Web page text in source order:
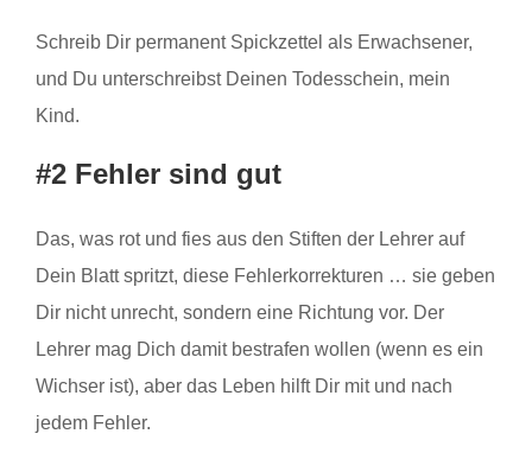
Schreib Dir permanent Spickzettel als Erwachsener,
und Du unterschreibst Deinen Todesschein, mein
Kind.
#2 Fehler sind gut
Das, was rot und fies aus den Stiften der Lehrer auf
Dein Blatt spritzt, diese Fehlerkorrekturen … sie geben
Dir nicht unrecht, sondern eine Richtung vor. Der
Lehrer mag Dich damit bestrafen wollen (wenn es ein
Wichser ist), aber das Leben hilft Dir mit und nach
jedem Fehler.